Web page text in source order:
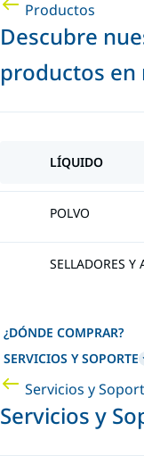
Productos
Descubre
productos
LÍQUIDO
POLVO
SELLADORES Y
¿DÓNDE COMPRAR?
SERVICIOS Y SOPORTE
Servicios y
Servicios y